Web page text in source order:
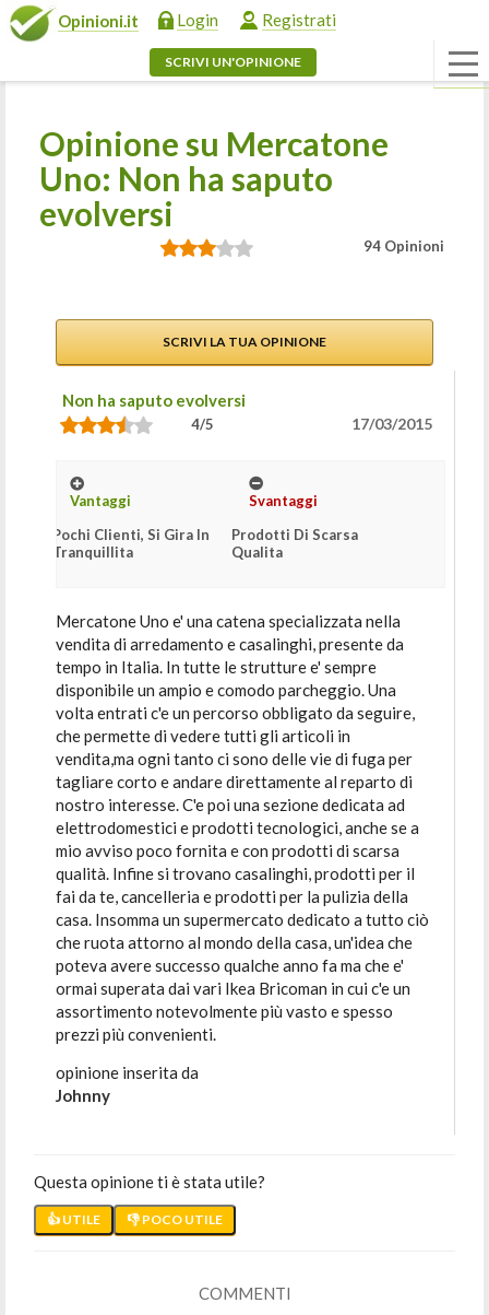
Opinioni.it Login Registrati
SCRIVI UN'OPINIONE
Opinione su Mercatone
Uno: Non ha saputo
evolversi
94 Opinioni
SCRIVI LA TUA OPINIONE
Non ha saputo evolversi
4/5 17/03/2015
Vantaggi
Pochi Clienti, Si Gira In
Tranquillita
Svantaggi
Prodotti Di Scarsa
Qualita
Mercatone Uno e' una catena specializzata nella
vendita di arredamento e casalinghi, presente da
tempo in Italia. In tutte le strutture e' sempre
disponibile un ampio e comodo parcheggio. Una
volta entrati c'e un percorso obbligato da seguire,
che permette di vedere tutti gli articoli in
vendita,ma ogni tanto ci sono delle vie di fuga per
tagliare corto e andare direttamente al reparto di
nostro interesse. C'e poi una sezione dedicata ad
elettrodomestici e prodotti tecnologici, anche se a
mio avviso poco fornita e con prodotti di scarsa
qualità. Infine si trovano casalinghi, prodotti per il
fai da te, cancelleria e prodotti per la pulizia della
casa. Insomma un supermercato dedicato a tutto ciò
che ruota attorno al mondo della casa, un'idea che
poteva avere successo qualche anno fa ma che e'
ormai superata dai vari Ikea Bricoman in cui c'e un
assortimento notevolmente più vasto e spesso
prezzi più convenienti.
opinione inserita da
Johnny
Questa opinione ti è stata utile?
👍 UTILE 👎 POCO UTILE
COMMENTI